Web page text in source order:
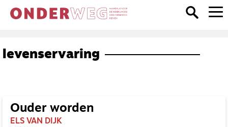
levenservaring
Ouder worden
ELS VAN DIJK